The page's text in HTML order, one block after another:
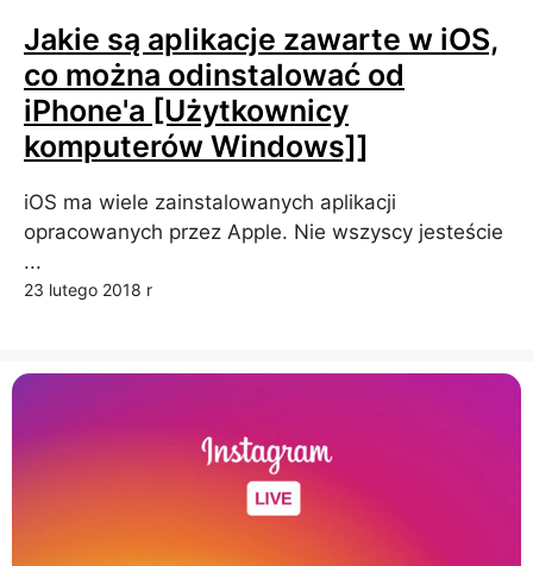
Jakie są aplikacje zawarte w iOS,
co można odinstalować od
iPhone'a [Użytkownicy
komputerów Windows]]
iOS ma wiele zainstalowanych aplikacji
opracowanych przez Apple. Nie wszyscy jesteście
...
23 lutego 2018 r